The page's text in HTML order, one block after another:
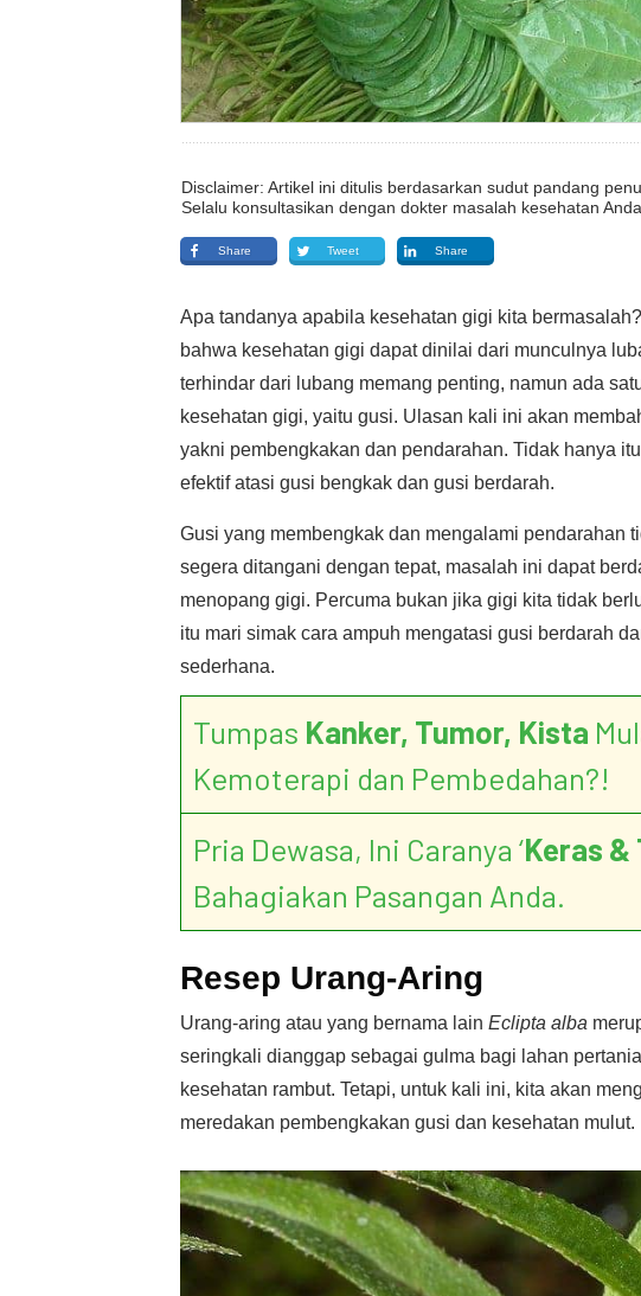
Disclaimer: Artikel ini ditulis berdasarkan sudut pandang
Selalu konsultasikan dengan dokter masalah kesehatan
Share Tweet Share
Apa tandanya apabila kesehatan gigi kita
bahwa kesehatan gigi dapat dinilai dari munculnya
terhindar dari lubang memang penting, namun ada
kesehatan gigi, yaitu gusi. Ulasan kali ini akan
yakni pembengkakan dan pendarahan. Tidak hanya
efektif atasi gusi bengkak dan gusi berdarah.
Gusi yang membengkak dan mengalami pendarahan
segera ditangani dengan tepat, masalah ini dapat
menopang gigi. Percuma bukan jika gigi kita tidak
itu mari simak cara ampuh mengatasi gusi berdarah
sederhana.
Tumpas Kanker, Tumor, Kista
Kemoterapi dan Pembedahan?!
Pria Dewasa, Ini Caranya ‘Keras &
Bahagiakan Pasangan Anda.
Resep Urang-Aring
Urang-aring atau yang bernama lain Eclipta alba
seringkali dianggap sebagai gulma bagi lahan
kesehatan rambut. Tetapi, untuk kali ini, kita akan
meredakan pembengkakan gusi dan kesehatan mulut.